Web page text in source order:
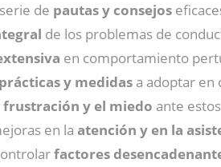
de pautas y consejos
de los problemas de
en comportamiento
y medidas a adoptar en
frustración y el miedo ante
en la atención y en la
factores